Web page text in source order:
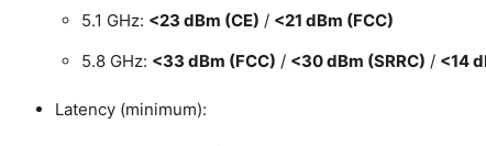
5.1 GHz: <23 dBm (CE) / <21 dBm (FCC)
5.8 GHz: <33 dBm (FCC) / <30 dBm (SRRC) / <14
Latency (minimum):